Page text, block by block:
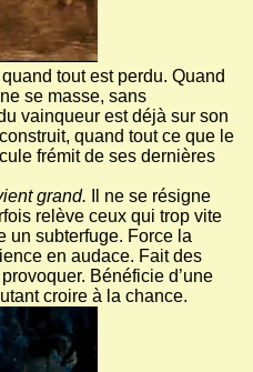
tout est perdu. Quand
se masse, sans
vainqueur est déjà sur son
quand tout ce que le
frémit de ses dernières
grand. Il ne se résigne
relève ceux qui trop vite
un subterfuge. Force la
en audace. Fait des
Bénéficie d’une
croire à la chance.